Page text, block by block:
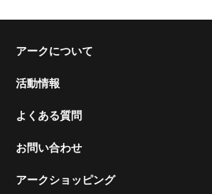
アークについて
活動情報
よくある質問
お問い合わせ
アークショッピング